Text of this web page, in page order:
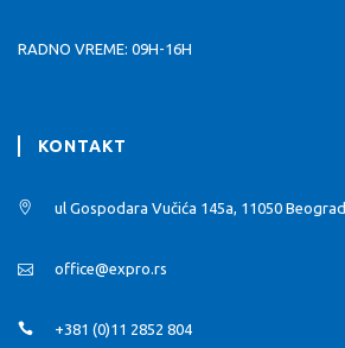
RADNO VREME: 09H-16H
KONTAKT
ul Gospodara Vučića 145a, 11050 Beograd
office@expro.rs
+381 (0)11 2852 804